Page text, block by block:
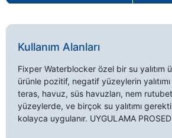
Kullanım Alanları
Fixper Waterblocker özel bir su yalıtım
ürünle pozitif, negatif yüzeylerin
teras, havuz, süs havuzları, nem
yüzeylerde, ve birçok su yalıtımı
kolayca uygulanır. UYGULAMA